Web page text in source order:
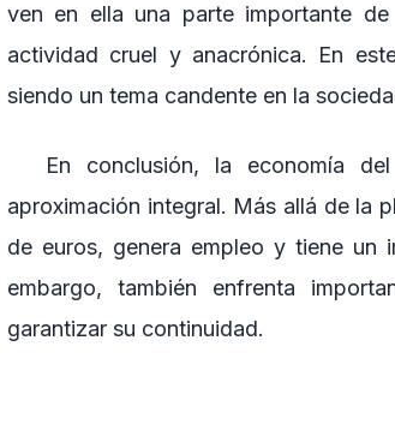
ven en ella una parte importante
actividad cruel y anacrónica. En
siendo un tema candente en la
En conclusión, la economía
aproximación integral. Más allá de la
de euros, genera empleo y tiene un
embargo, también enfrenta
garantizar su continuidad.